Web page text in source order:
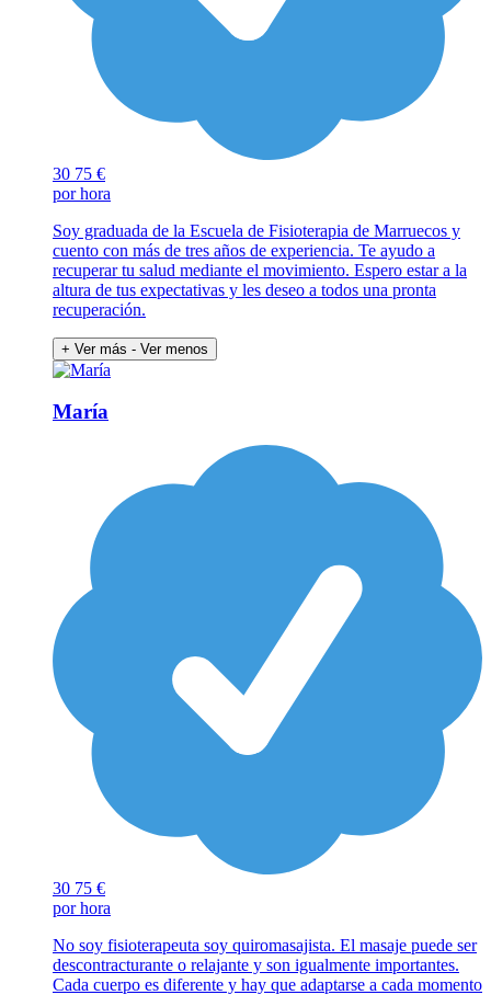
30 75 €
por hora
Soy graduada de la Escuela de Fisioterapia de Marruecos y
cuento con más de tres años de experiencia. Te ayudo a
recuperar tu salud mediante el movimiento. Espero estar a la
altura de tus expectativas y les deseo a todos una pronta
recuperación.
+ Ver más - Ver menos
María
30 75 €
por hora
No soy fisioterapeuta soy quiromasajista. El masaje puede ser
descontracturante o relajante y son igualmente importantes.
Cada cuerpo es diferente y hay que adaptarse a cada momento